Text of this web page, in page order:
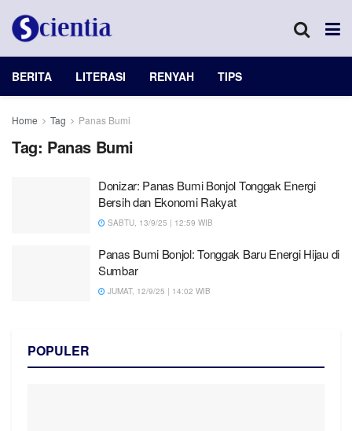
BERITA LITERASI RENYAH TIPS
Home Tag Panas Bumi
Tag: Panas Bumi
Donizar: Panas Bumi Bonjol Tonggak Energi
Bersih dan Ekonomi Rakyat
SABTU, 13/9/25 | 12:59 WIB
Panas Bumi Bonjol: Tonggak Baru Energi Hijau di
Sumbar
JUMAT, 12/9/25 | 14:02 WIB
POPULER